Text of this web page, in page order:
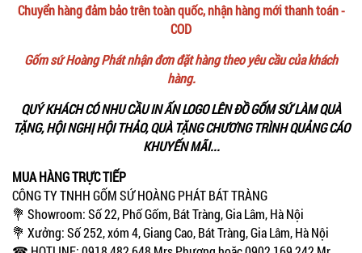
Chuyển hàng đảm bảo trên toàn quốc, nhận hàng mới thanh toán -
COD
Gốm sứ Hoàng Phát nhận đơn đặt hàng theo yêu cầu của khách
hàng.
QUÝ KHÁCH CÓ NHU CẦU IN ẤN LOGO LÊN ĐỒ GỐM SỨ LÀM QUÀ
TẶNG, HỘI NGHỊ HỘI THẢO, QUÀ TẶNG CHƯƠNG TRÌNH QUẢNG CÁO
KHUYẾN MÃI...
MUA HÀNG TRỰC TIẾP
CÔNG TY TNHH GỐM SỨ HOÀNG PHÁT BÁT TRÀNG
💐 Showroom: Số 22, Phố Gốm, Bát Tràng, Gia Lâm, Hà Nội
💐 Xưởng: Số 252, xóm 4, Giang Cao, Bát Tràng, Gia Lâm, Hà Nội